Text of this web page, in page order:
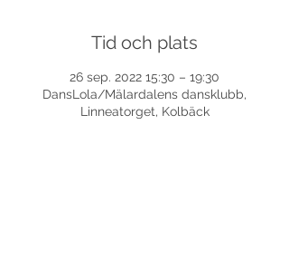
Tid och plats
26 sep. 2022 15:30 – 19:30
DansLola/Mälardalens dansklubb,
Linneatorget, Kolbäck